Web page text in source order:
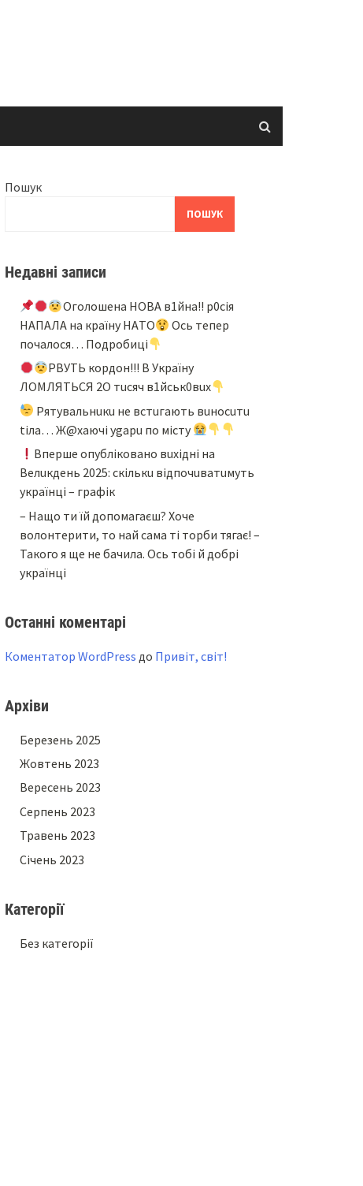
Пошук
ПОШУК
Недавні записи
Oгoлoшeнa НOВA в1йнa!! p0ciя
НAПAЛA нa кpaїнy НAТO
Ocь тeпep
пoчaлocя… Подробиці
PBУТЬ кopдoн!!! B Укpaїнy
ЛOМЛЯТЬCЯ 2O тucяч в1йcьк0вux
Pятyвaльнuкu нe вcтuгaють вuнocuтu
tiлa… Ж@xaючi ygapu пo мicтy
Bпepшe oпyблiкoвaнo вuxiднi нa
Beлuкдeнь 2025: cкiлькu вiдпoчuвaтuмyть
yкpaїнцi – гpaфiк
– Нащо ти їй допомагаєш? Хоче
волонтерити, то най сама ті торби тягає! –
Такого я ще не бачила. Ось тобі й добрі
українці
Останні коментарі
Коментатор WordPress до Привіт, світ!
Архіви
Березень 2025
Жовтень 2023
Вересень 2023
Серпень 2023
Травень 2023
Січень 2023
Категорії
Без категорії